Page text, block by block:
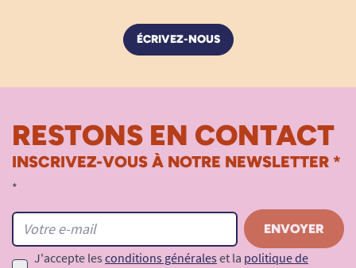
ÉCRIVEZ-NOUS
RESTONS EN CONTACT
INSCRIVEZ-VOUS À NOTRE NEWSLETTER *
*
J'accepte les conditions générales et la politique de